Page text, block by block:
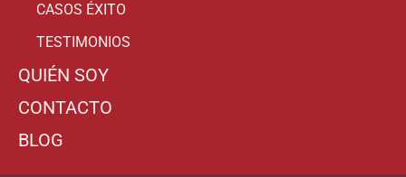
CASOS ÉXITO
TESTIMONIOS
QUIÉN SOY
CONTACTO
BLOG